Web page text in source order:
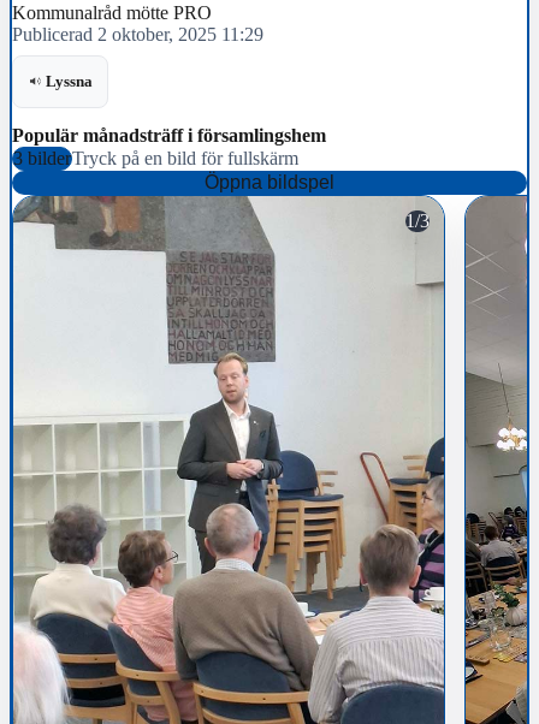
Kommunalråd mötte PRO
Publicerad 2 oktober, 2025 11:29
Lyssna
Populär månadsträff i församlingshem
3 bilderTryck på en bild för fullskärm
Öppna bildspel
1/3